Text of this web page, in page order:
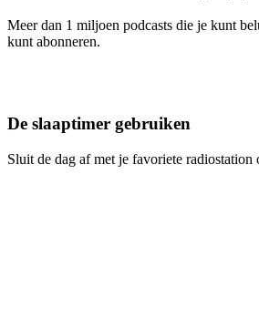
Meer dan 1 miljoen podcasts die je kunt
kunt abonneren.
De slaaptimer gebruiken
Sluit de dag af met je favoriete radiostation